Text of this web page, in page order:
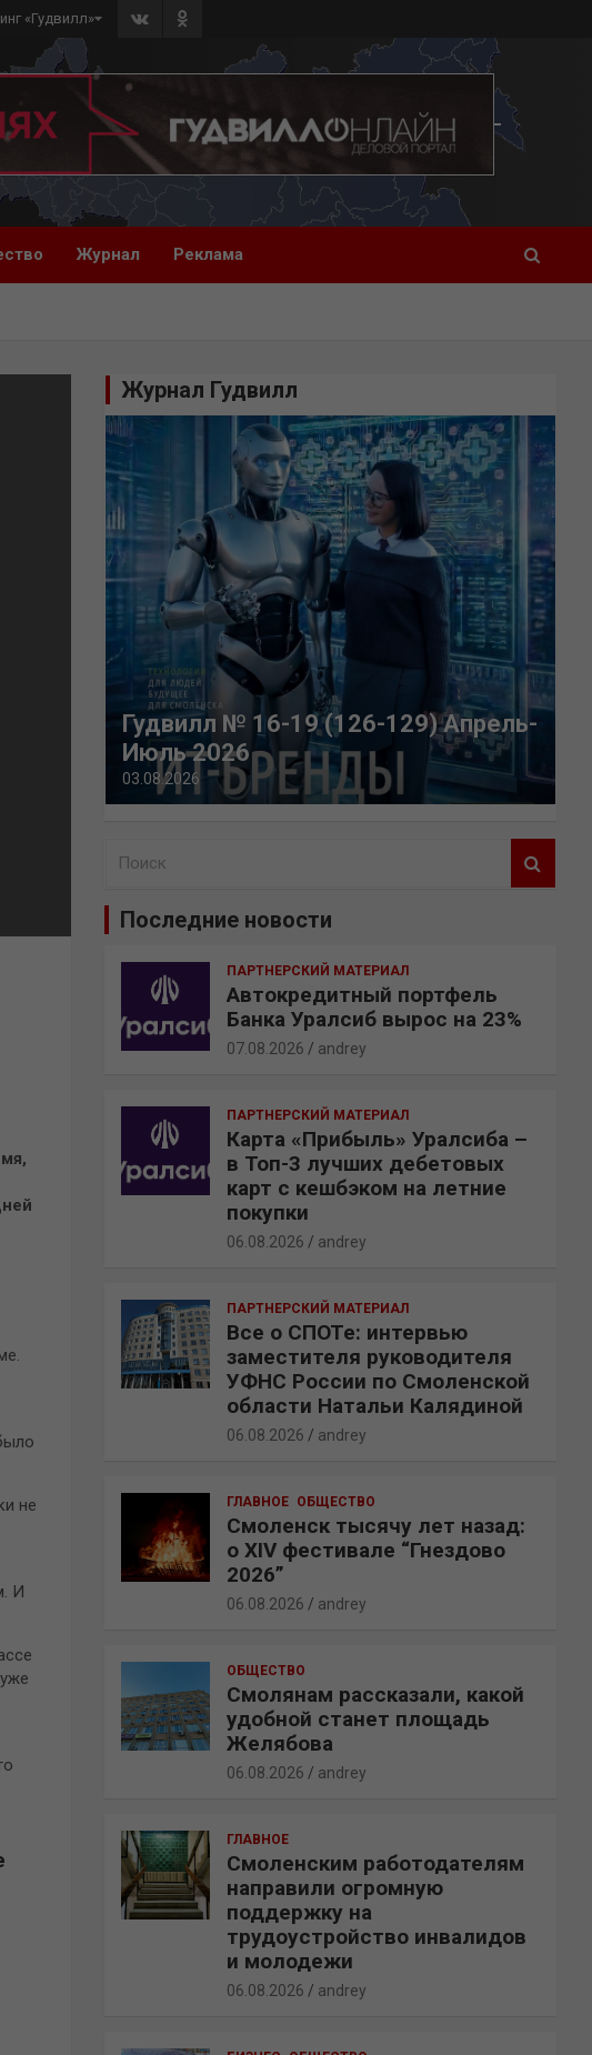
«Гудвилл»
Журнал Реклама
не
И
Журнал Гудвилл
Гудвилл № 16-19 (126-129) Апрель-
Июль 2026
03.08.2026
Последние новости
ПАРТНЕРСКИЙ МАТЕРИАЛ
Автокредитный портфель
Банка Уралсиб вырос на 23%
07.08.2026 andrey
ПАРТНЕРСКИЙ МАТЕРИАЛ
Карта «Прибыль» Уралсиба –
в Топ-3 лучших дебетовых
карт с кешбэком на летние
покупки
06.08.2026 andrey
ПАРТНЕРСКИЙ МАТЕРИАЛ
Все о СПОТе: интервью
заместителя руководителя
УФНС России по Смоленской
области Натальи Калядиной
06.08.2026 andrey
ГЛАВНОЕ ОБЩЕСТВО
Смоленск тысячу лет назад:
о XIV фестивале “Гнездово
2026”
06.08.2026 andrey
ОБЩЕСТВО
Смолянам рассказали, какой
удобной станет площадь
Желябова
06.08.2026 andrey
ГЛАВНОЕ
Смоленским работодателям
направили огромную
поддержку на
трудоустройство инвалидов
и молодежи
06.08.2026 andrey